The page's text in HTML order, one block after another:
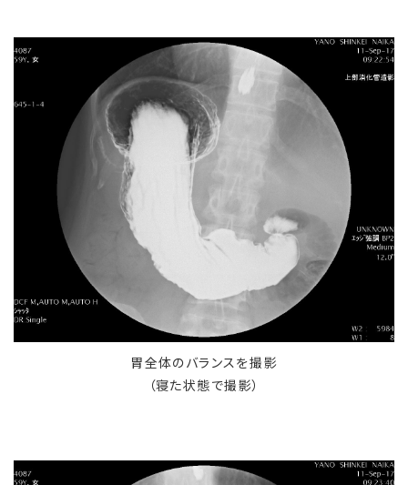
胃全体のバランスを撮影
（寝た状態で撮影）